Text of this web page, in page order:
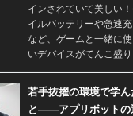
インされていて美しい
イルバッテリーや急速
など、ゲームと一緒に
いデバイスがてんこ盛り
若手抜擢の環境で学ん
と――アプリボットの